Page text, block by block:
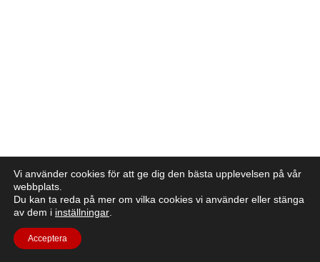
Vi använder cookies för att ge dig den bästa upplevelsen på vår
webbplats.
Du kan ta reda på mer om vilka cookies vi använder eller stänga
av dem i inställningar
Acceptera